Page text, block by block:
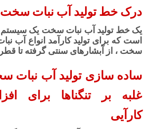
درک خط تولید آب نبات سخت
یک خط تولید آب نبات سخت یک سیستم
است که برای تولید کارآمد انواع آب
سخت ، از آبشارهای سنتی گرفته تا
ساده سازی تولید آب نبات
غلبه بر تنگناها برای
کارآیی